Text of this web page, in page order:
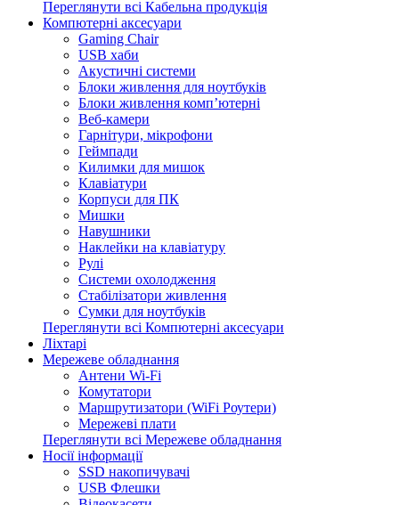
Переглянути всі Кабельна продукція
Компютерні аксесуари
Gaming Chair
USB хаби
Акустичні системи
Блоки живлення для ноутбуків
Блоки живлення комп’ютерні
Веб-камери
Гарнітури, мікрофони
Геймпади
Килимки для мишок
Клавіатури
Корпуси для ПК
Мишки
Навушники
Наклейки на клавіатуру
Рулі
Системи охолодження
Стабілізатори живлення
Сумки для ноутбуків
Переглянути всі Компютерні аксесуари
Ліхтарі
Мережеве обладнання
Антени Wi-Fi
Комутатори
Маршрутизатори (WiFi Роутери)
Мережеві плати
Переглянути всі Мережеве обладнання
Носії інформації
SSD накопичувачі
USB Флешки